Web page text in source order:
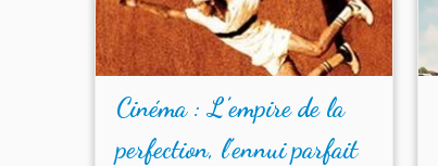
Cinéma : L’empire de la
perfection, l’ennui parfait